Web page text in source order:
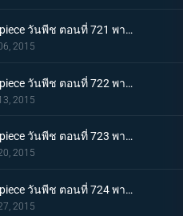
One piece วันพีช ตอนที่ 721 พากย์ไทย ลอว์ดับศูนย์!! ลูฟี่โจมตีอย่างบ้าคลั่ง!
2015
One piece วันพีช ตอนที่ 722 พากย์ไทย ดาบแห่งความมุ่งมั่น! การสวนกลับของ แกมม่าไนฟ์!!
2015
One piece วันพีช ตอนที่ 723 พากย์ไทย การปะทะฮาคิ! ลูฟี่ ปะทะ โดฟลามิงโก้!
2015
One piece วันพีช ตอนที่ 724 พากย์ไทย การโจมตีที่ไร้ผล! ความลับที่น่าตกใจของเทรโบล!
2015